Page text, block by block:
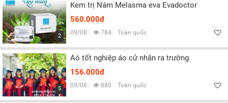
2
Kem trị Nám Melasma eva Evadoctor
560.000đ
09/08 784 Toàn quốc
5
Aó tốt nghiệp áo cử nhân ra trường
156.000đ
09/08 880 Toàn quốc